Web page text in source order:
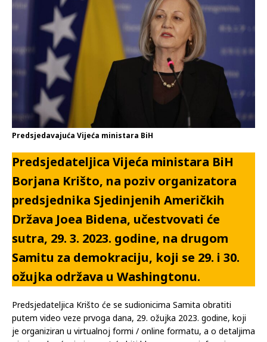
28.03.2023 Komentari isključeni
Predsjedavajuća Vijeća ministara BiH
Predsjedateljica Vijeća ministara BiH
Borjana Krišto, na poziv organizatora
predsjednika Sjedinjenih Američkih
Država Joea Bidena, učestvovati će
sutra, 29. 3. 2023. godine, na drugom
Samitu za demokraciju, koji se 29. i 30.
ožujka održava u Washingtonu.